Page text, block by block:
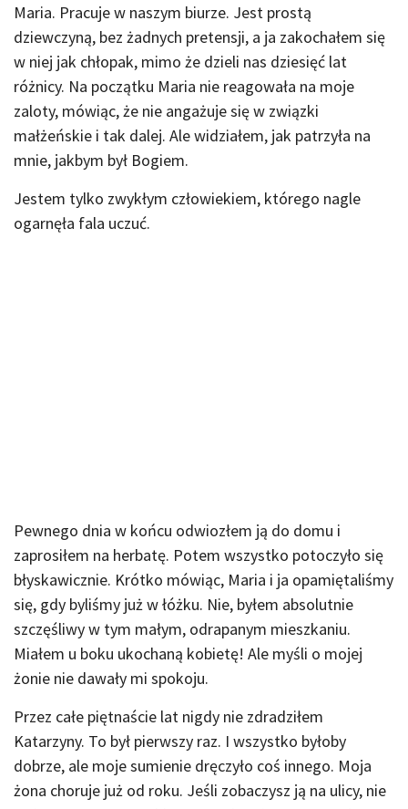
Maria. Pracuje w naszym biurze. Jest prostą
dziewczyną, bez żadnych pretensji, a ja zakochałem się
w niej jak chłopak, mimo że dzieli nas dziesięć lat
różnicy. Na początku Maria nie reagowała na moje
zaloty, mówiąc, że nie angażuje się w związki
małżeńskie i tak dalej. Ale widziałem, jak patrzyła na
mnie, jakbym był Bogiem.
Jestem tylko zwykłym człowiekiem, którego nagle
ogarnęła fala uczuć.
Pewnego dnia w końcu odwiozłem ją do domu i
zaprosiłem na herbatę. Potem wszystko potoczyło się
błyskawicznie. Krótko mówiąc, Maria i ja opamiętaliśmy
się, gdy byliśmy już w łóżku. Nie, byłem absolutnie
szczęśliwy w tym małym, odrapanym mieszkaniu.
Miałem u boku ukochaną kobietę! Ale myśli o mojej
żonie nie dawały mi spokoju.
Przez całe piętnaście lat nigdy nie zdradziłem
Katarzyny. To był pierwszy raz. I wszystko byłoby
dobrze, ale moje sumienie dręczyło coś innego. Moja
żona choruje już od roku. Jeśli zobaczysz ją na ulicy, nie